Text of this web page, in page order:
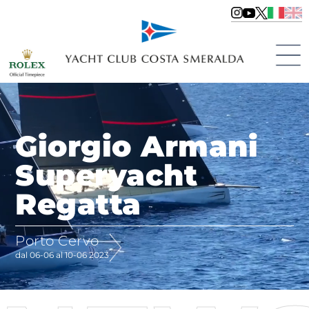
Giorgio Armani
Superyacht
Regatta
Porto Cervo
dal 06-06 al 10-06 2023